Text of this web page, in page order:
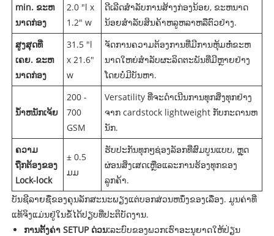
min. ຂະຫ
ນາດກ່ອງ
2.0 "l x
1.2" w
ດີເລີດສໍາລັບການສ້າງກ່ອງນ້ອຍ, ຂະຫນາດ
ນ້ອຍສໍາລັບສິນຄ້າຫລູຫລາຫລືຕົວຢ່າງ.
ສູງສຸດທີ່
ເຄຍ. ຂະຫ
ນາດກ່ອງ
31.5 "l
x 21.6"
w
ຈັດການຄວາມຕ້ອງການທີ່ມີການຫຸ້ມຫໍ່ຂະຫ
ນາດໃຫຍ່ສໍາລັບຜະລິດຕະພັນທີ່ມີຫຼາຍຢ່າງ
ໂດຍບໍ່ມີບັນຫາ.
ນ້ໍາຫນັກເຈ້ຍ
200 -
700
GSM
Versatility ທີ່ຈະດໍາເນີນການທຸກສິ່ງທຸກຢ່າງ
ຈາກ cardstock lightweight ກັບກະດານຫ
ນັກ.
ຄວາມ
ຖືກຕ້ອງຂອງ
Lock-lock
± 0.5
ມມ
ຮັບປະກັນທຸກໆຊ່ອງລັອກທີ່ສົມບູນແບບ, ຫຼຸດ
ຜ່ອນສິ່ງເສດເຫຼືອແລະການຮ້ອງທຸກຂອງ
ລູກຄ້າ.
ບັນຊີລາຍຊື່ຂອງຄຸນລັກສະນະພຽງແຕ່ບອກສ່ວນຫນຶ່ງຂອງເລື່ອງ. ມູນຄ່າທີ່
ແທ້ຈິງແມ່ນຢູ່ໃນຂໍ້ໄດ້ປຽບທີ່ປະຕິບັດງານ.
ການຕັ້ງຄ່າ SETUP ດ່ວນ:ລະບົບຂອງພວກເຮົາອະນຸຍາດໃຫ້ປ່ຽນ